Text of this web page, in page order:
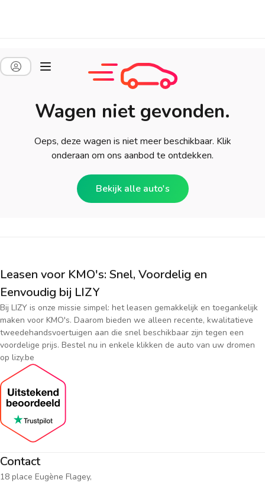
Wagen niet gevonden.
Oeps, deze wagen is niet meer beschikbaar. Klik
onderaan om ons aanbod te ontdekken.
Bekijk alle auto's
Leasen voor KMO's: Snel, Voordelig en
Eenvoudig bij LIZY
Bij LIZY is onze missie simpel: het leasen gemakkelijk en toegankelijk
maken voor KMO's. Daarom bieden we alleen recente, kwalitatieve
tweedehandsvoertuigen aan die snel beschikbaar zijn tegen een
voordelige prijs. Bestel nu in enkele klikken de auto van uw dromen
op lizy.be
Contact
18 place Eugène Flagey,